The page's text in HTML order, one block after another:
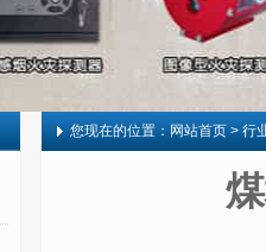
您现在的位置： 网站首页 > 行